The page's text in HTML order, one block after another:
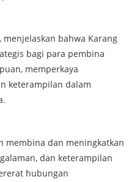
menjelaskan bahwa Karang
bagi para pembina
memperkaya
keterampilan dalam
membina dan meningkatkan
dan keterampilan
hubungan